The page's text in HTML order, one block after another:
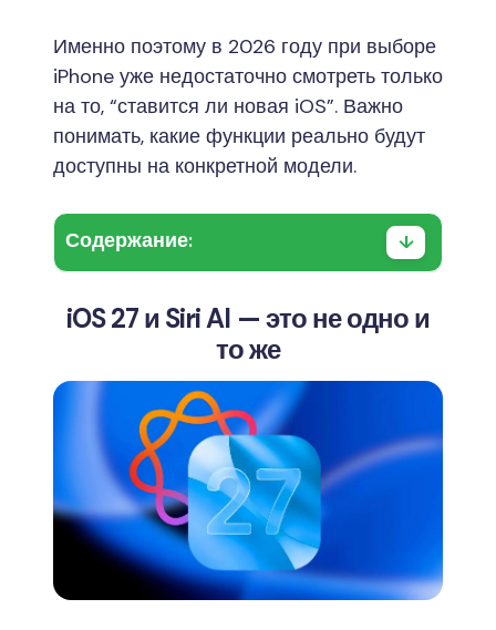
Именно поэтому в 2026 году при выборе
iPhone уже недостаточно смотреть только
на то, “ставится ли новая iOS”. Важно
понимать, какие функции реально будут
доступны на конкретной модели.
Содержание:
iOS 27 и Siri AI — это не одно и
то же